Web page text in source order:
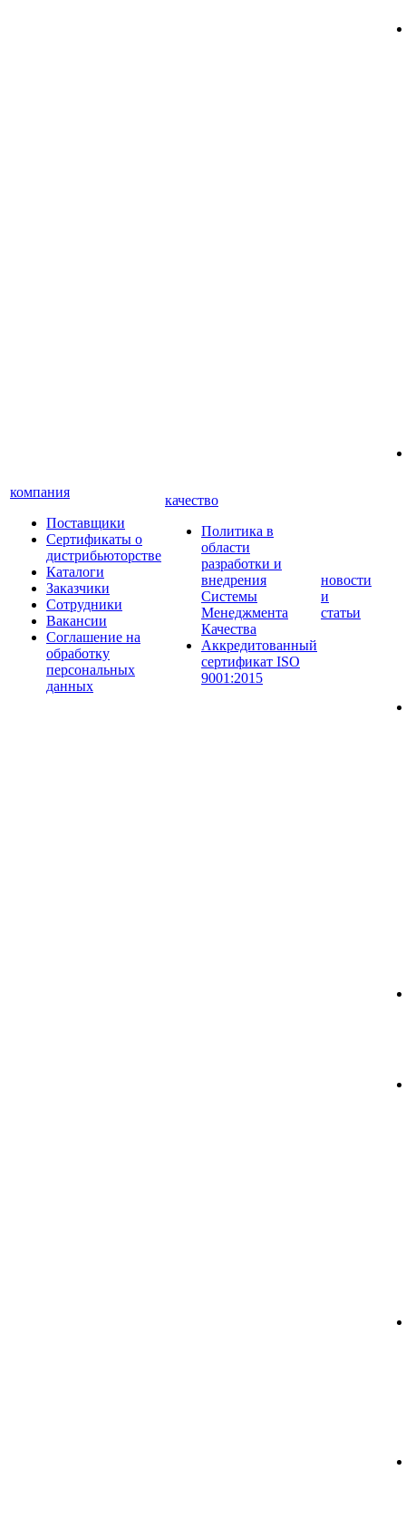
компания
Поставщики
Сертификаты о
дистрибьюторстве
Каталоги
Заказчики
Сотрудники
Вакансии
Соглашение на
обработку
персональных
данных
качество
Политика в
области
разработки и
внедрения
Системы
Менеджмента
Качества
Аккредитованный
сертификат ISO
9001:2015
новости
и
статьи